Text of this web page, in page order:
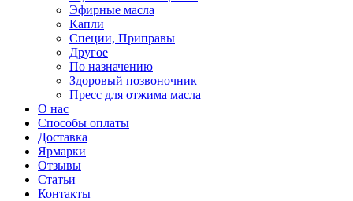
Эфирные масла
Капли
Специи, Приправы
Другое
По назначению
Здоровый позвоночник
Пресс для отжима масла
О нас
Способы оплаты
Доставка
Ярмарки
Отзывы
Статьи
Контакты